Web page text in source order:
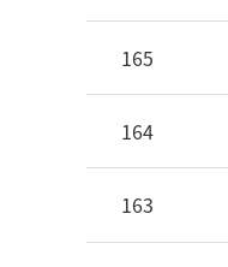
165
164
163